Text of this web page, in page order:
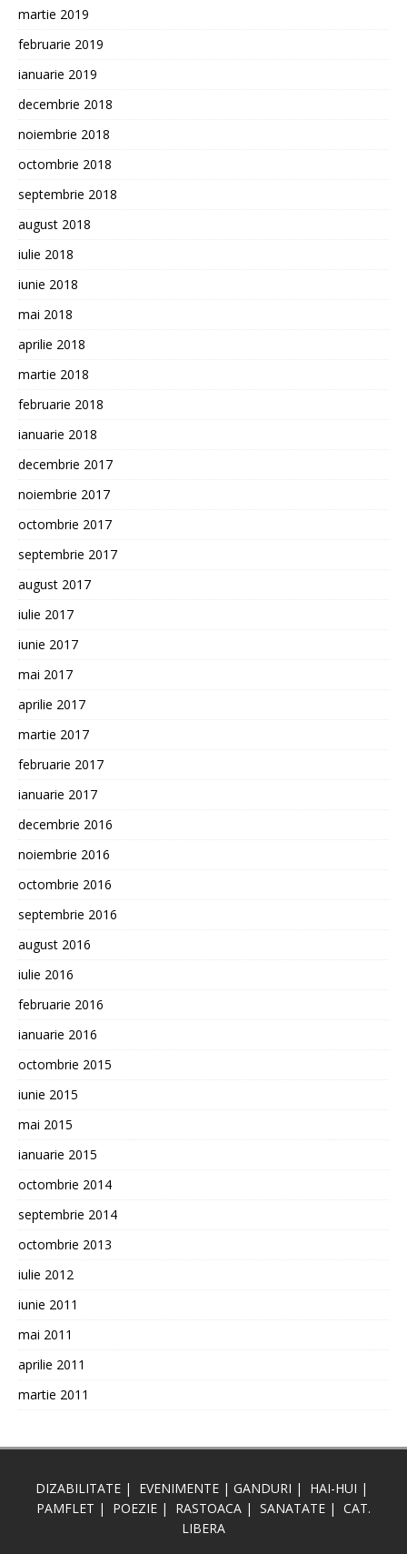
martie 2019
februarie 2019
ianuarie 2019
decembrie 2018
noiembrie 2018
octombrie 2018
septembrie 2018
august 2018
iulie 2018
iunie 2018
mai 2018
aprilie 2018
martie 2018
februarie 2018
ianuarie 2018
decembrie 2017
noiembrie 2017
octombrie 2017
septembrie 2017
august 2017
iulie 2017
iunie 2017
mai 2017
aprilie 2017
martie 2017
februarie 2017
ianuarie 2017
decembrie 2016
noiembrie 2016
octombrie 2016
septembrie 2016
august 2016
iulie 2016
februarie 2016
ianuarie 2016
octombrie 2015
iunie 2015
mai 2015
ianuarie 2015
octombrie 2014
septembrie 2014
octombrie 2013
iulie 2012
iunie 2011
mai 2011
aprilie 2011
martie 2011
DIZABILITATE | EVENIMENTE | GANDURI | HAI-HUI |
PAMFLET | POEZIE | RASTOACA | SANATATE | CAT.
LIBERA